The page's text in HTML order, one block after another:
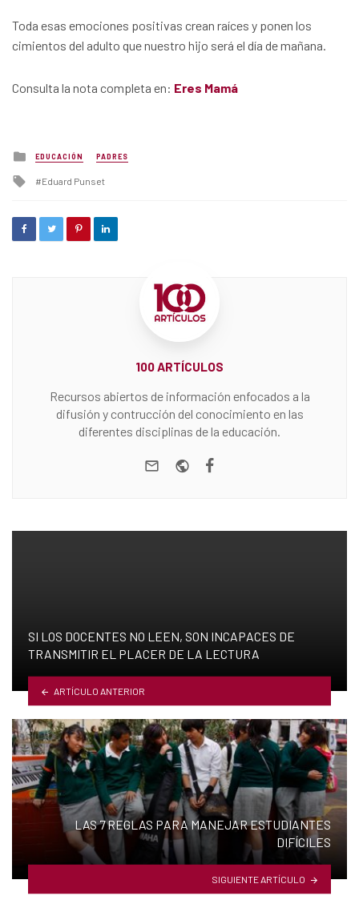
Toda esas emociones positivas crean raíces y ponen los
cimientos del adulto que nuestro hijo será el día de mañana.
Consulta la nota completa en: Eres Mamá
Posted
in
EDUCACIÓN PADRES
Tagged
Eduard Punset
100 ARTÍCULOS
Recursos abiertos de información enfocados a la
difusión y contrucción del conocimiento en las
diferentes disciplinas de la educación.
e-mail Website
SI LOS DOCENTES NO LEEN, SON INCAPACES DE
TRANSMITIR EL PLACER DE LA LECTURA
ARTÍCULO ANTERIOR
LAS 7 REGLAS PARA MANEJAR ESTUDIANTES
DIFÍCILES
SIGUIENTE ARTÍCULO